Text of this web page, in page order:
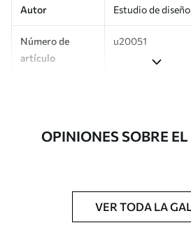
Autor Estudio de
Número de
artículo
u20051
Adicionalmente
Disponible con
esponja suave.
recubrimiento de
OPINIONES SOBRE
VER TODA LA